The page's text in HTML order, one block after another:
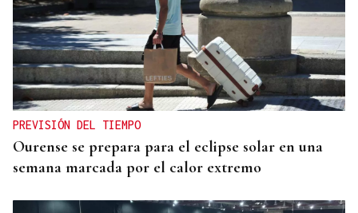
PREVISIÓN DEL TIEMPO
Ourense se prepara para el eclipse solar en una
semana marcada por el calor extremo